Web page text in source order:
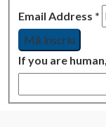
Email Address *
If you are